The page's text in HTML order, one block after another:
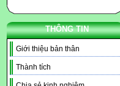
THÔNG TIN
Giới thiệu bản thân
Thành tích